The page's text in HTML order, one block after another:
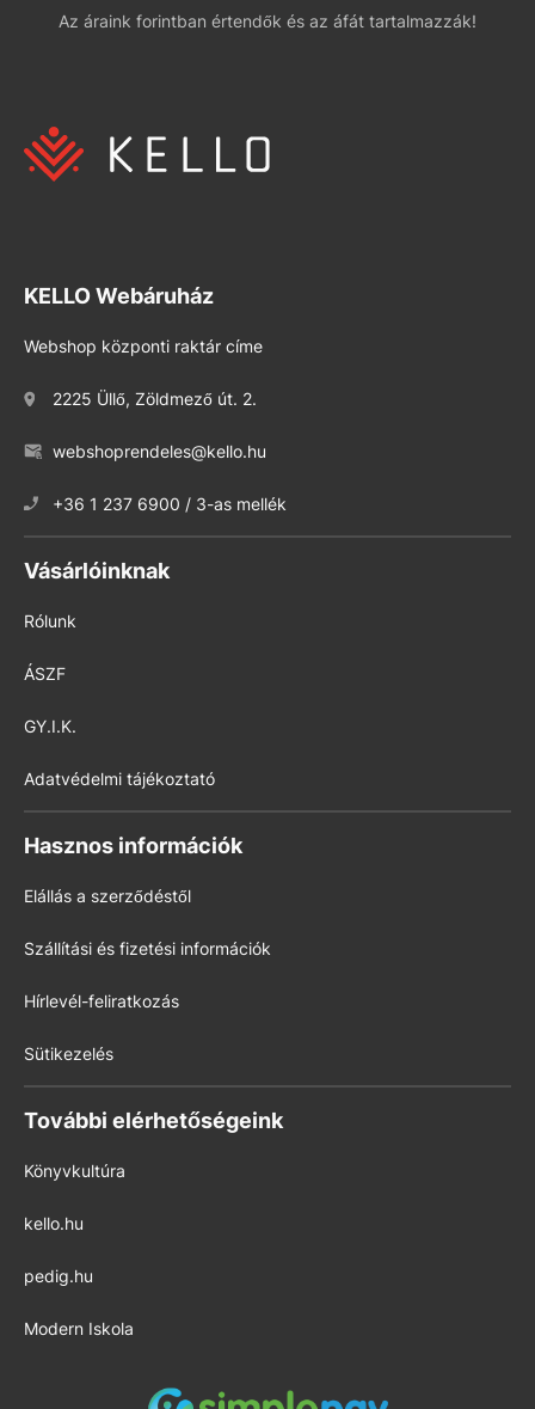
Az áraink forintban értendők és az áfát tartalmazzák!
KELLO Webáruház
Webshop központi raktár címe
2225 Üllő, Zöldmező út. 2.
webshoprendeles@kello.hu
+36 1 237 6900 / 3-as mellék
Vásárlóinknak
Rólunk
ÁSZF
GY.I.K.
Adatvédelmi tájékoztató
Hasznos információk
Elállás a szerződéstől
Szállítási és fizetési információk
Hírlevél-feliratkozás
Sütikezelés
További elérhetőségeink
Könyvkultúra
kello.hu
pedig.hu
Modern Iskola